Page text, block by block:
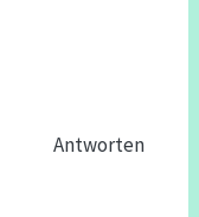
Antworten